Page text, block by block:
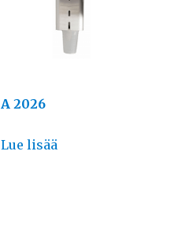
A 2026
Lue lisää